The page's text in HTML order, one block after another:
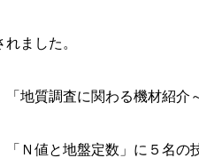
ました。
地質調査に関わる機材紹介
Ｎ値と地盤定数」に５名の